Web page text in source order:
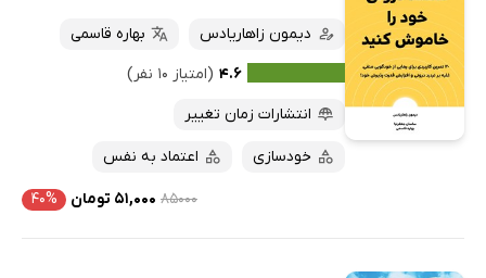
دیمون زاهاریادس
بهاره قاسمی
۴.۶ (امتیاز ۱۰ نفر)
انتشارات زمان تغییر
خودسازی اعتماد به نفس
۸۵۰۰۰ ۵۱,۰۰۰ تومان ۴۰%